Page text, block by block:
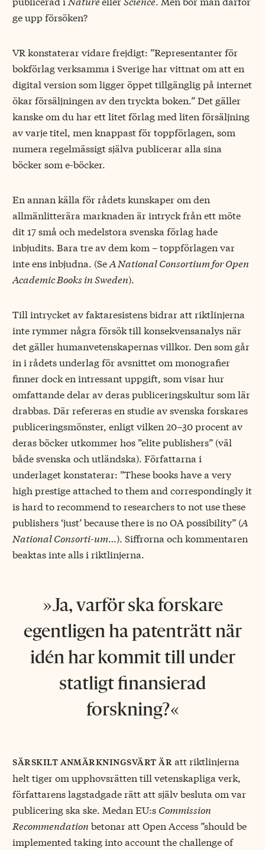
ge upp försöken?
VR konstaterar vidare frejdigt: ”Representanter för
bokförlag verksamma i Sverige har vittnat om att en
digital version som ligger öppet tillgänglig på internet
ökar försäljningen av den tryckta boken.” Det gäller
kanske om du har ett litet förlag med liten försäljning
av varje titel, men knappast för toppförlagen, som
numera regelmässigt själva publicerar alla sina
böcker som e-böcker.
En annan källa för rådets kunskaper om den
allmänlitterära marknaden är intryck från ett möte
dit 17 små och medelstora svenska förlag hade
inbjudits. Bara tre av dem kom – toppförlagen var
inte ens inbjudna. (SeA National Consortium for Open
Academic Books in Sweden).
Till intrycket av faktaresistens bidrar att riktlinjerna
inte rymmer några försök till konsekvensanalys när
det gäller humanvetenskapernas villkor. Den som går
in i rådets underlag för avsnittet om monografier
finner dock en intressant uppgift, som visar hur
omfattande delar av deras publiceringskultur som lär
drabbas. Där refereras en studie av svenska forskares
publiceringsmönster, enligt vilken 20–30 procent av
deras böcker utkommer hos ”elite publishers” (väl
både svenska och utländska). Författarna i
underlaget konstaterar: ”These books have a very
high prestige attached to them and correspondingly it
is hard to recommend to researchers to not use these
publishers ‘just’ because there is no OA possibility” (A
National Consorti-um…). Siffrorna och kommentaren
beaktas inte alls i riktlinjerna.
Ja, varför ska forskare
egentligen ha patenträtt när
idén har kommit till under
statligt finansierad
forskning?
särskilt anmärkningsvärt äratt riktlinjerna
helt tiger om upphovsrätten till vetenskapliga verk,
författarens lagstadgade rätt att själv besluta om var
publicering ska ske. Medan EU:s Commission
Recommendation betonar att Open Access ”should be
implemented taking into account the challenge of